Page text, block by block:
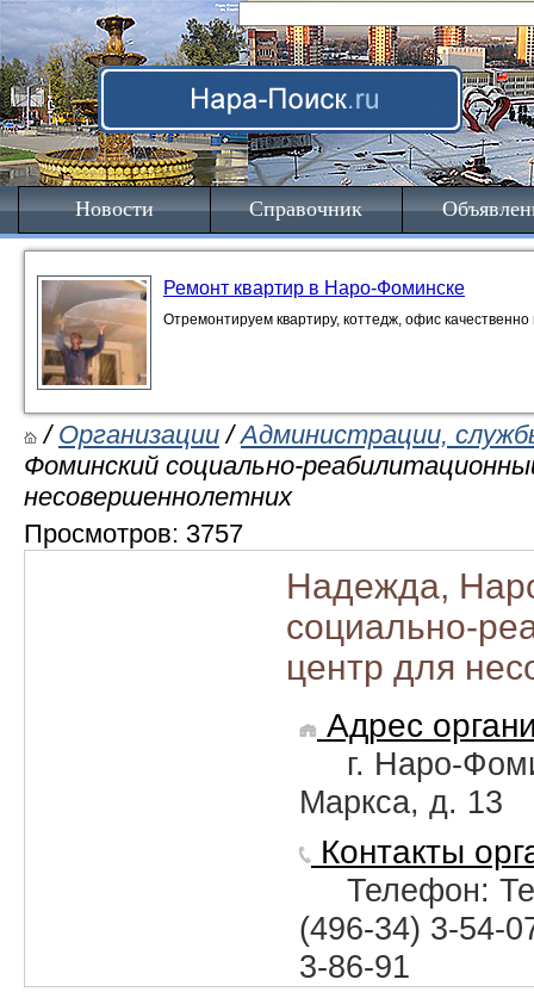
Новости Справочник
Ремонт квартир в Наро-Фоминске
Отремонтируем квартиру, коттедж, офис качественно
/ Организации /Администрации,
Фоминский социально-
несовершеннолетних
Просмотров: 3757
Надежда,
социально-
центр для
Адрес
г. Наро-
Маркса, д. 13
Контакты
Телефон:
(496-34) 3-54-
3-86-91